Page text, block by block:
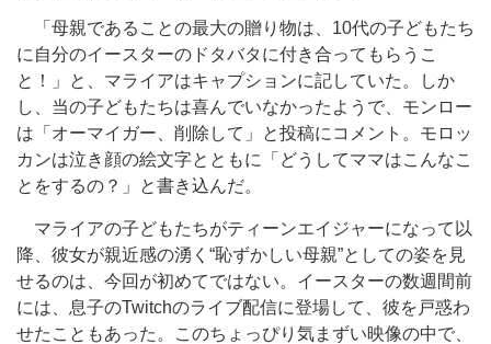
「母親であることの最大の贈り物は、10代の子どもたち
に自分のイースターのドタバタに付き合ってもらうこ
と！」と、マライアはキャプションに記していた。しか
し、当の子どもたちは喜んでいなかったようで、モンロー
は「オーマイガー、削除して」と投稿にコメント。モロッ
カンは泣き顔の絵文字とともに「どうしてママはこんなこ
とをするの？」と書き込んだ。
マライアの子どもたちがティーンエイジャーになって以
降、彼女が親近感の湧く“恥ずかしい母親”としての姿を見
せるのは、今回が初めてではない。イースターの数週間前
には、息子のTwitchのライブ配信に登場して、彼を戸惑わ
せたこともあった。このちょっぴり気まずい映像の中で、